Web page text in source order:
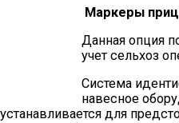
Маркеры
Данная опция
учет сельхоз
Система
навесное
устанавливается для